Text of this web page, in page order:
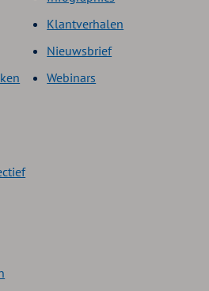
Klantverhalen
Nieuwsbrief
Webinars